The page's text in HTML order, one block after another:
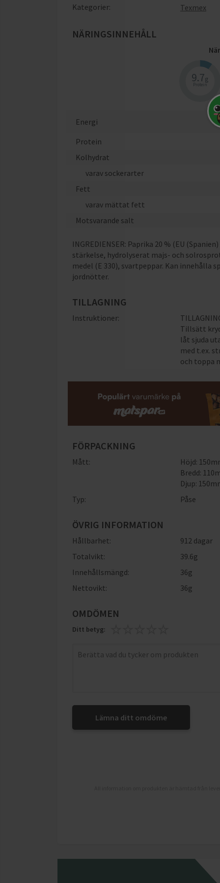
Kategorier:
Texmex
NÄRINGSINNEHÅLL
9.7g
Protein
Energi
Protein
Kolhydrat
varav sockerarter
Fett
varav mättat fett
Motsvarande salt
INGREDIENSER: Paprika 20 % (EU
stärkelse, hydrolyserat majs- och
medel (E 330), svartpeppar. Kan innehålla
jordnötter.
TILLAGNING
Instruktioner:
Tillsätt
låt sjuda
med t.ex.
och toppa
FÖRPACKNING
Mått:
Höjd:
Bredd:
Djup:
Typ:
Påse
ÖVRIG INFORMATION
Hållbarhet:
912 dagar
Totalvikt:
39.6g
Innehållsmängd:
36g
Nettovikt:
36g
OMDÖMEN
Ditt betyg:
Lämna ditt omdöme